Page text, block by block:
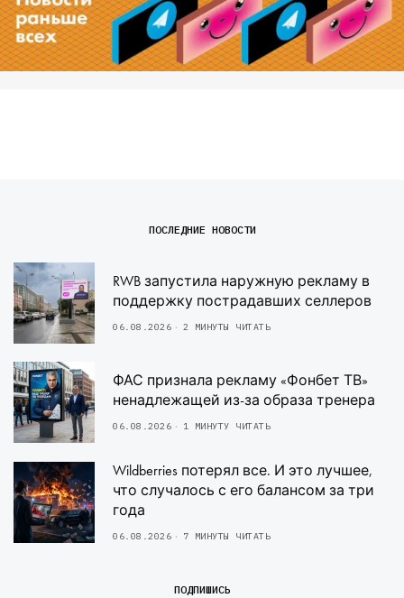
ПОСЛЕДНИЕ НОВОСТИ
RWB запустила наружную рекламу в
поддержку пострадавших селлеров
06.08.2026 2 МИНУТЫ ЧИТАТЬ
ФАС признала рекламу «Фонбет ТВ»
ненадлежащей из-за образа тренера
06.08.2026 1 МИНУТУ ЧИТАТЬ
Wildberries потерял все. И это лучшее,
что случалось с его балансом за три
года
06.08.2026 7 МИНУТЫ ЧИТАТЬ
ПОДПИШИСЬ